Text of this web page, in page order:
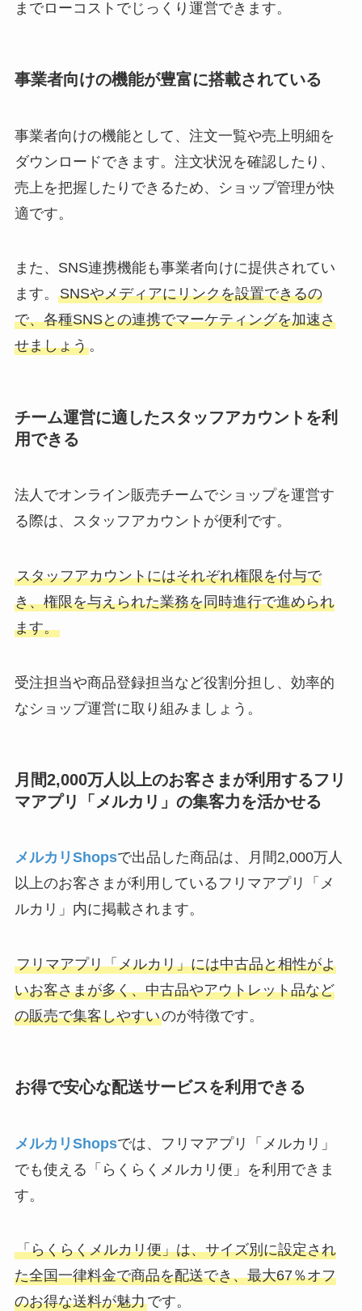
までローコストでじっくり運営できます。
事業者向けの機能が豊富に搭載されている
事業者向けの機能として、注文一覧や売上明細を
ダウンロードできます。注文状況を確認したり、
売上を把握したりできるため、ショップ管理が快
適です。
また、SNS連携機能も事業者向けに提供されてい
ます。 SNSやメディアにリンクを設置できるの
で、各種SNSとの連携でマーケティングを加速さ
せましょう。
チーム運営に適したスタッフアカウントを利
用できる
法人でオンライン販売チームでショップを運営す
る際は、スタッフアカウントが便利です。
スタッフアカウントにはそれぞれ権限を付与で
き、権限を与えられた業務を同時進行で進められ
ます。
受注担当や商品登録担当など役割分担し、効率的
なショップ運営に取り組みましょう。
月間2,000万人以上のお客さまが利用するフリ
マアプリ「メルカリ」の集客力を活かせる
メルカリShopsで出品した商品は、月間2,000万人
以上のお客さまが利用しているフリマアプリ「メ
ルカリ」内に掲載されます。
フリマアプリ「メルカリ」には中古品と相性がよ
いお客さまが多く、中古品やアウトレット品など
の販売で集客しやすいのが特徴です。
お得で安心な配送サービスを利用できる
メルカリShopsでは、フリマアプリ「メルカリ」
でも使える「らくらくメルカリ便」を利用できま
す。
「らくらくメルカリ便」は、サイズ別に設定され
た全国一律料金で商品を配送でき、最大67％オフ
のお得な送料が魅力です。